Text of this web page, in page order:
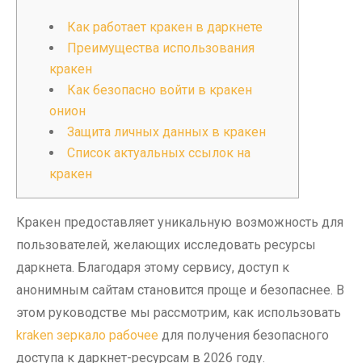
Как работает кракен в даркнете
Преимущества использования
кракен
Как безопасно войти в кракен
онион
Защита личных данных в кракен
Список актуальных ссылок на
кракен
Кракен предоставляет уникальную возможность для
пользователей, желающих исследовать ресурсы
даркнета. Благодаря этому сервису, доступ к
анонимным сайтам становится проще и безопаснее. В
этом руководстве мы рассмотрим, как использовать
kraken зеркало рабочее для получения безопасного
доступа к даркнет-ресурсам в 2026 году.